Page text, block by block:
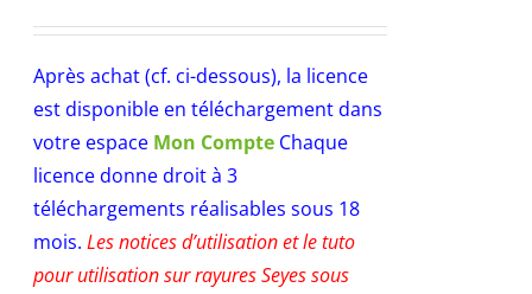
Après achat (cf. ci-dessous), la licence
est disponible en téléchargement dans
votre espace Mon Compte Chaque
licence donne droit à 3
téléchargements réalisables sous 18
mois. Les notices d’utilisation et le tuto
pour utilisation sur rayures Seyes sous